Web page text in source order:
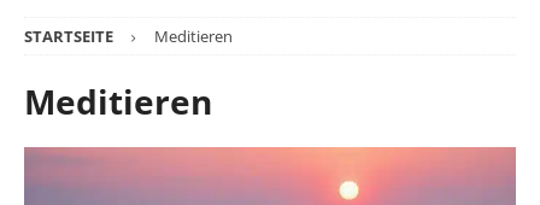
STARTSEITE Meditieren
Meditieren